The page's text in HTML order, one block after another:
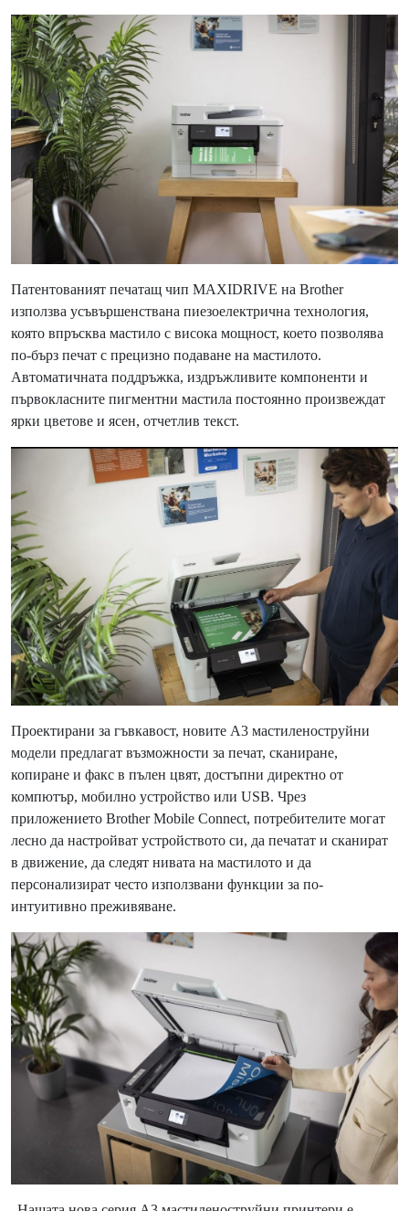
Патентованият печатащ чип MAXIDRIVE на Brother
използва усъвършенствана пиезоелектрична технология,
която впръсква мастило с висока мощност, което позволява
по-бърз печат с прецизно подаване на мастилото.
Автоматичната поддръжка, издръжливите компоненти и
първокласните пигментни мастила постоянно произвеждат
ярки цветове и ясен, отчетлив текст.
Проектирани за гъвкавост, новите A3 мастиленоструйни
модели предлагат възможности за печат, сканиране,
копиране и факс в пълен цвят, достъпни директно от
компютър, мобилно устройство или USB. Чрез
приложението Brother Mobile Connect, потребителите могат
лесно да настройват устройството си, да печатат и сканират
в движение, да следят нивата на мастилото и да
персонализират често използвани функции за по-
интуитивно преживяване.